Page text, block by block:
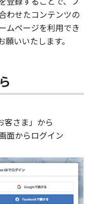
わせたコンテンツの
ムページを利用でき
いいたします。
客さま」から
面からログイン